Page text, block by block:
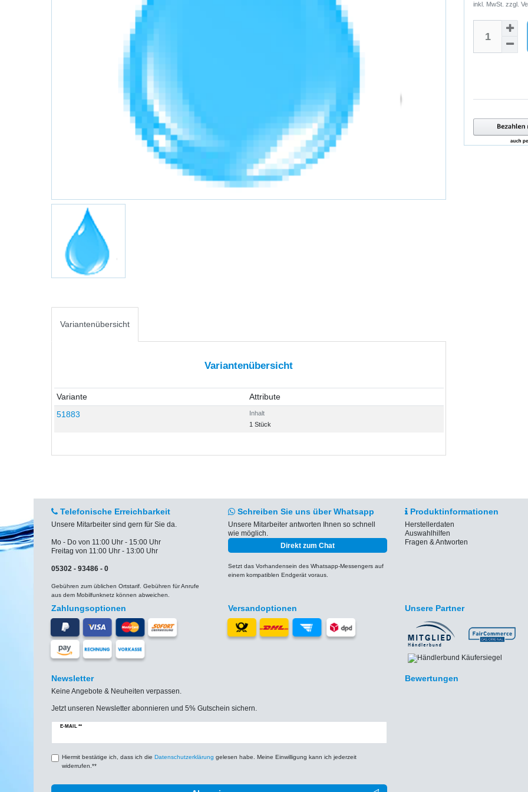
inkl. MwSt. zzgl.
Variantenübersicht
Variantenübersicht
Variante
Attribute
51883
Inhalt
1 Stück
Telefonische Erreichbarkeit
Unsere Mitarbeiter sind gern für Sie da.
Mo - Do von 11:00 Uhr - 15:00 Uhr
Freitag von 11:00 Uhr - 13:00 Uhr
05302 - 93486 - 0
Gebühren zum üblichen Ortstarif. Gebühren für Anrufe
aus dem Mobilfunknetz können abweichen.
Schreiben Sie uns über Whatsapp
Unsere Mitarbeiter antworten Ihnen so schnell
wie möglich.
Direkt zum Chat
Setzt das Vorhandensein des Whatsapp-Messengers auf
einem kompatiblen Endgerät voraus.
Produktinformationen
Herstellerdaten
Auswahlhilfen
Fragen & Antworten
Zahlungsoptionen Versandoptionen Unsere Partner
Newsletter
Keine Angebote & Neuheiten verpassen.
Jetzt unseren Newsletter abonnieren und 5% Gutschein sichern.
E-MAIL **
Newsletter
Hiermit bestätige ich, dass ich die Daten­schutz­erklärung gelesen habe. Meine Einwilligung kann ich jederzeit
widerrufen.**
Bewertungen